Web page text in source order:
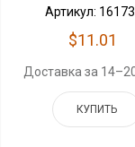
Артикул:
$11.01
Доставка за
КУПИТЬ